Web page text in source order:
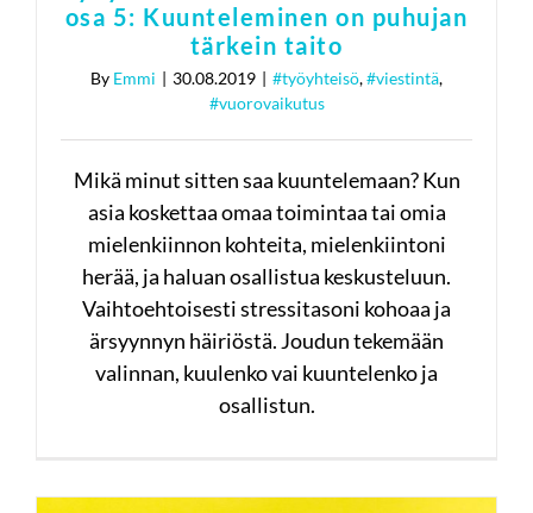
osa 5: Kuunteleminen on puhujan
tärkein taito
By Emmi | 30.08.2019 | #työyhteisö,#viestintä,
#vuorovaikutus
Mikä minut sitten saa kuuntelemaan? Kun
asia koskettaa omaa toimintaa tai omia
mielenkiinnon kohteita, mielenkiintoni
herää, ja haluan osallistua keskusteluun.
Vaihtoehtoisesti stressitasoni kohoaa ja
ärsyynnyn häiriöstä. Joudun tekemään
valinnan, kuulenko vai kuuntelenko ja
osallistun.